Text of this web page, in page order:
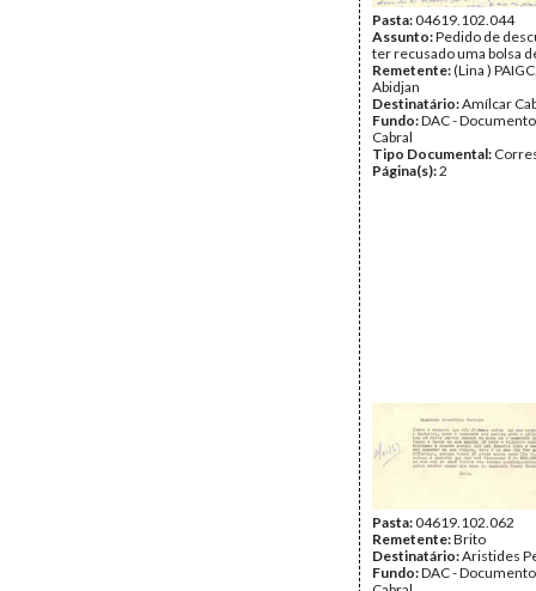
Pasta:04619.102.044
Assunto:Pedido de
ter recusado uma bolsa
Remetente:(Lina )
Abidjan
Destinatário:Amílcar
Fundo:DAC -
Cabral
Tipo Documental:
Página(s):2
Pasta:04619.102.062
Remetente:Brito
Destinatário:Aristides
Fundo:DAC -